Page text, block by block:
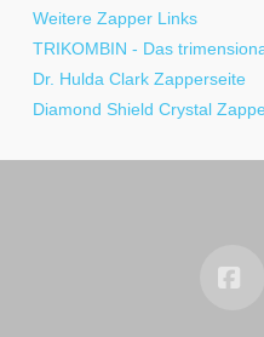
Weitere Zapper Links
TRIKOMBIN - Das
Dr. Hulda Clark Zapperseite
Diamond Shield Crystal